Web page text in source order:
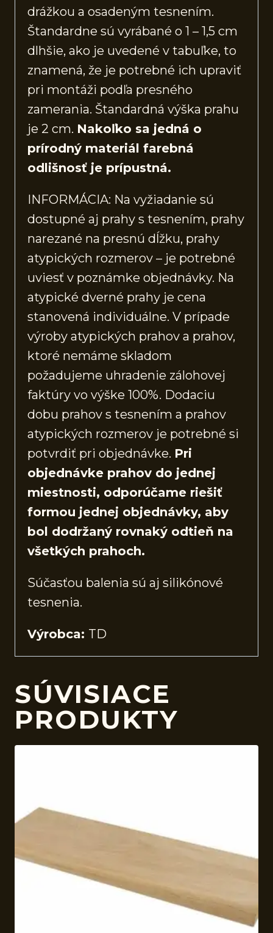
drážkou a osadeným tesnením.
Štandardne sú vyrábané o 1 – 1,5 cm
dlhšie, ako je uvedené v tabuľke, to
znamená, že je potrebné ich upraviť
pri montáži podľa presného
zamerania. Štandardná výška prahu
je 2 cm. Nakoľko sa jedná o
prírodný materiál farebná
odlišnosť je prípustná.
INFORMÁCIA: Na vyžiadanie sú
dostupné aj prahy s tesnením, prahy
narezané na presnú dĺžku, prahy
atypických rozmerov – je potrebné
uviesť v poznámke objednávky. Na
atypické dverné prahy je cena
stanovená individuálne. V prípade
výroby atypických prahov a prahov,
ktoré nemáme skladom
požadujeme uhradenie zálohovej
faktúry vo výške 100%. Dodaciu
dobu prahov s tesnením a prahov
atypických rozmerov je potrebné si
potvrdiť pri objednávke. Pri
objednávke prahov do jednej
miestnosti, odporúčame riešiť
formou jednej objednávky, aby
bol dodržaný rovnaký odtieň na
všetkých prahoch.
Súčasťou balenia sú aj silikónové
tesnenia.
Výrobca: TD
SÚVISIACE
PRODUKTY